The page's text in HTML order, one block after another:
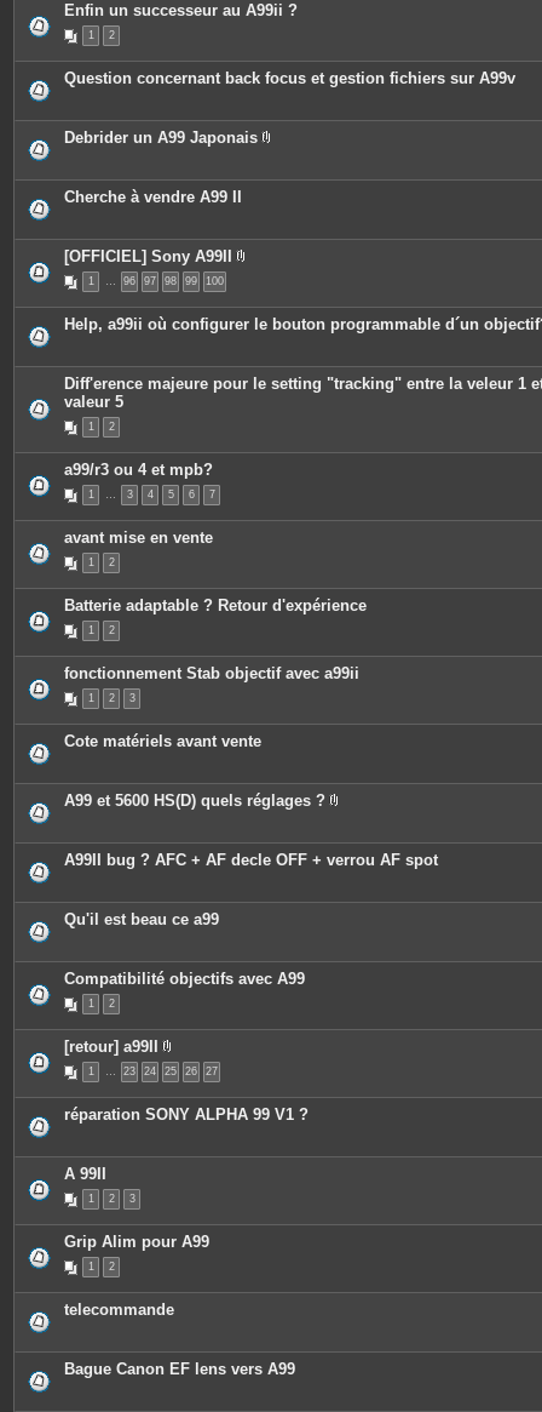
Enfin un successeur au A99ii ?
1 2
Question concernant back focus et gestion fichiers sur A99v
Debrider un A99 Japonais
è
j
e
s
Cherche à vendre A99 II
[OFFICIEL] Sony A99II
c
e
o
i
1 … 96 97 98 99 100
Help, a99ii où configurer le bouton programmable d´un
Diff'erence majeure pour le setting "tracking" entre la veleur 1
valeur 5
1 2
a99/r3 ou 4 et mpb?
1 … 3 4 5 6 7
avant mise en vente
1 2
Batterie adaptable ? Retour d'expérience
1 2
fonctionnement Stab objectif avec a99ii
1 2 3
Cote matériels avant vente
A99 et 5600 HS(D) quels réglages ?
è
c
j
t
A99II bug ? AFC + AF decle OFF + verrou AF spot
Qu'il est beau ce a99
Compatibilité objectifs avec A99
1 2
[retour] a99II
P
i
c
e
o
1 … 23 24 25 26 27
réparation SONY ALPHA 99 V1 ?
A 99II
1 2 3
Grip Alim pour A99
1 2
telecommande
Bague Canon EF lens vers A99